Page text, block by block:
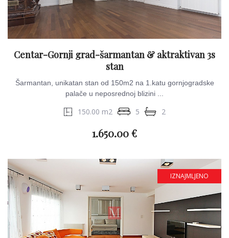
Centar-Gornji grad-šarmantan & aktraktivan 3s
stan
Šarmantan, unikatan stan od 150m2 na 1.katu gornjogradske
palače u neposrednoj blizini ...
150.00 m2 5 2
1.650.00 €
IZNAJMLJENO